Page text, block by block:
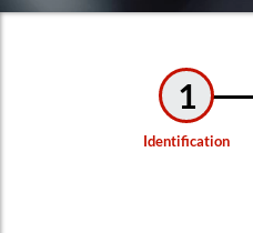
1
Identification